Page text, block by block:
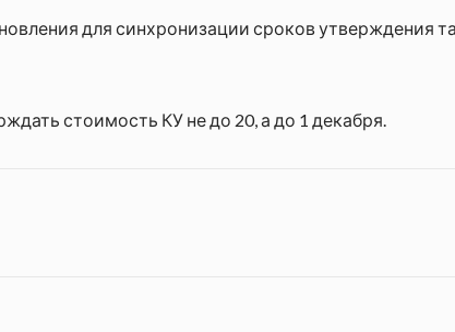
для синхронизации сроков утверждения
стоимость КУ не до 20, а до 1 декабря.